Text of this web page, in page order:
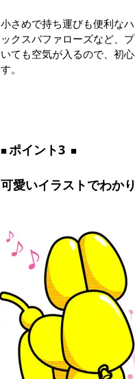
小さめで持ち運びも便利な
ックスバファローズなど、
いても空気が入るので、初
す。
ポイント3
可愛いイラストでわか